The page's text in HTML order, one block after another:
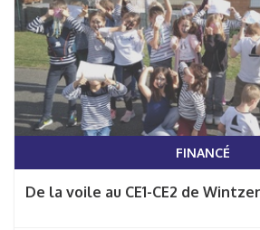
FINANCÉ
De la voile au CE1-CE2 de